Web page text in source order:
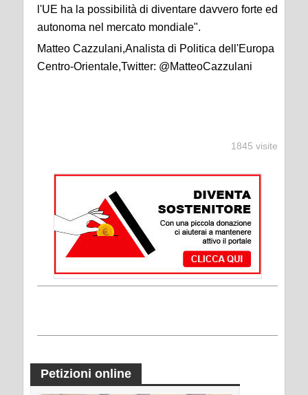
l'UE ha la possibilità di diventare davvero forte ed
autonoma nel mercato mondiale".
Matteo Cazzulani,Analista di Politica dell'Europa
Centro-Orientale,Twitter: @MatteoCazzulani
1845 visite
Petizioni online